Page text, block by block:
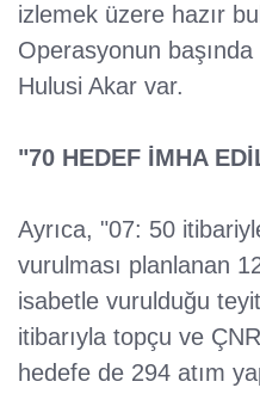
izlemek üzere hazır
Operasyonun
Hulusi Akar var.
"70 HEDEF İMHA
Ayrıca, "07: 50
vurulması planlanan
isabetle vurulduğu
itibarıyla topçu ve
hedefe de 294 atım